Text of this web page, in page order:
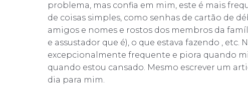
problema, mas confia em mim, este é mais
de coisas simples, como senhas de cartão de
amigos e nomes e rostos dos membros da
e assustador que é), o que estava fazendo , etc.
excepcionalmente frequente e piora quando
quando estou cansado. Mesmo escrever um
dia para mim.